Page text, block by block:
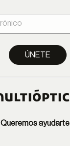
ÚNETE
Queremos ayudarte